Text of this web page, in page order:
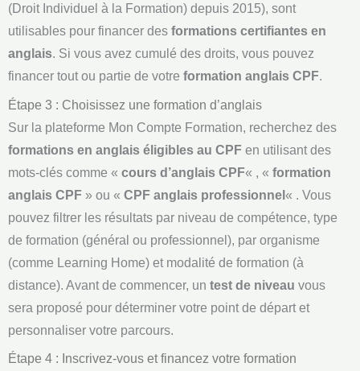
(Droit Individuel à la Formation) depuis 2015), sont
utilisables pour financer des formations certifiantes en
anglais. Si vous avez cumulé des droits, vous pouvez
financer tout ou partie de votre formation anglais CPF.
Étape 3 : Choisissez une formation d’anglais
Sur la plateforme Mon Compte Formation, recherchez des
formations en anglais éligibles au CPF en utilisant des
mots-clés comme « cours d’anglais CPF« , « formation
anglais CPF » ou « CPF anglais professionnel « . Vous
pouvez filtrer les résultats par niveau de compétence, type
de formation (général ou professionnel), par organisme
(comme Learning Home) et modalité de formation (à
distance). Avant de commencer, un test de niveau vous
sera proposé pour déterminer votre point de départ et
personnaliser votre parcours.
Étape 4 : Inscrivez-vous et financez votre formation